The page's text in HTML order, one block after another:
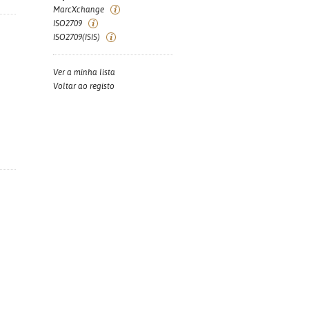
MarcXchange
ISO2709
ISO2709(ISIS)
Ver a minha lista
Voltar ao registo